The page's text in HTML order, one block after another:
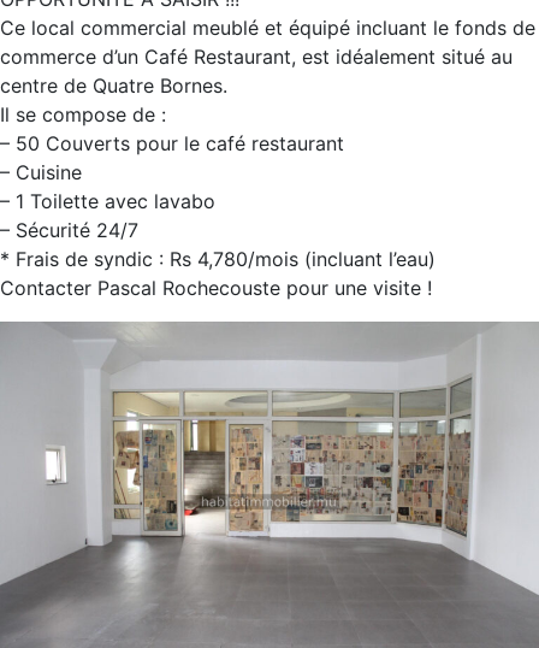
Ce local commercial meublé et équipé incluant le fonds de
commerce d’un Café Restaurant, est idéalement situé au
centre de Quatre Bornes.
Il se compose de :
– 50 Couverts pour le café restaurant
– Cuisine
– 1 Toilette avec lavabo
– Sécurité 24/7
* Frais de syndic : Rs 4,780/mois (incluant l’eau)
Contacter Pascal Rochecouste pour une visite !